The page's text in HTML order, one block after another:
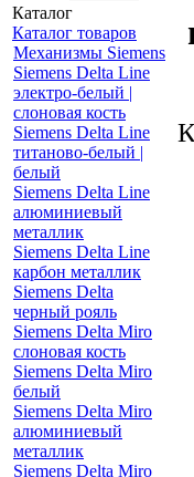
Каталог
Каталог товаров
Механизмы Siemens
Siemens Delta Line
электро-белый |
слоновая кость
Siemens Delta Line
титаново-белый |
белый
Siemens Delta Line
алюминиевый
металлик
Siemens Delta Line
карбон металлик
Siemens Delta
черный рояль
Siemens Delta Miro
слоновая кость
Siemens Delta Miro
белый
Siemens Delta Miro
алюминиевый
металлик
Siemens Delta Miro